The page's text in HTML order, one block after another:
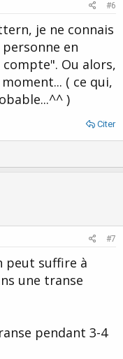
t
e
#6
je ne connais
en
Ou alors,
( ce qui,
)
Citer
o
e
#7
suffire à
une transe
pendant 3-4